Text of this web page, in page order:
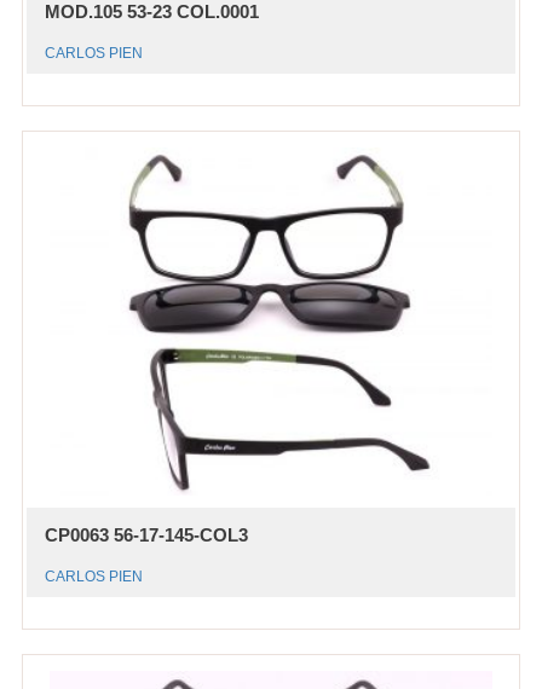
MOD.105 53-23 COL.0001
CARLOS PIEN
CP0063 56-17-145-COL3
CARLOS PIEN